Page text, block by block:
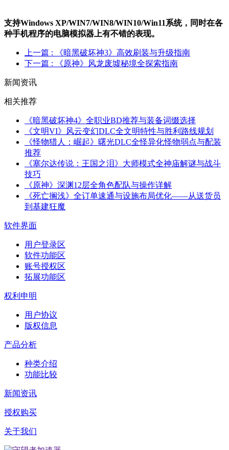
支持Windows XP/WIN7/WIN8/WIN10/Win11系统，同时在各
种手机程序的电脑模拟器上有不错的表现。
上一篇 : 《暗黑破坏神3》高效刷装与升级指南
下一篇 : 《原神》风龙废墟秘境全探索指南
新闻资讯
相关推荐
《暗黑破坏神4》全职业BD推荐与装备词缀选择
《文明VI》风云变幻DLC全文明特性与胜利路线规划
《怪物猎人：崛起》曙光DLC全怪异化怪物弱点与配装
推荐
《塞尔达传说：王国之泪》大师模式全神庙解谜与战斗
技巧
《原神》深渊12层全角色配队与操作详解
《死亡搁浅》全订单速通与设施布局优化——从送货员
到基建狂魔
软件界面
用户登录区
软件功能区
账号授权区
拓展功能区
权利申明
用户协议
版权信息
产品分析
种类介绍
功能比较
新闻资讯
授权购买
关于我们